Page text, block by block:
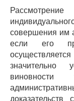
совершения им
если его
значительно
виновности